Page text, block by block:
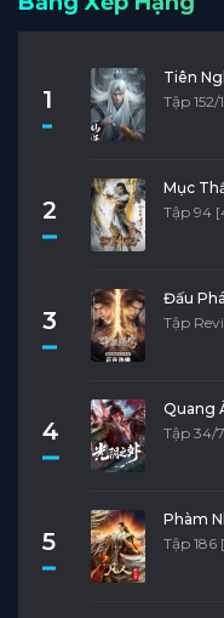
1
Tiên
Tập
2
Mục
Tập 94
3
Đấu
Tập
4
Quang
Tập 34/
5
Phàm
Tập 186